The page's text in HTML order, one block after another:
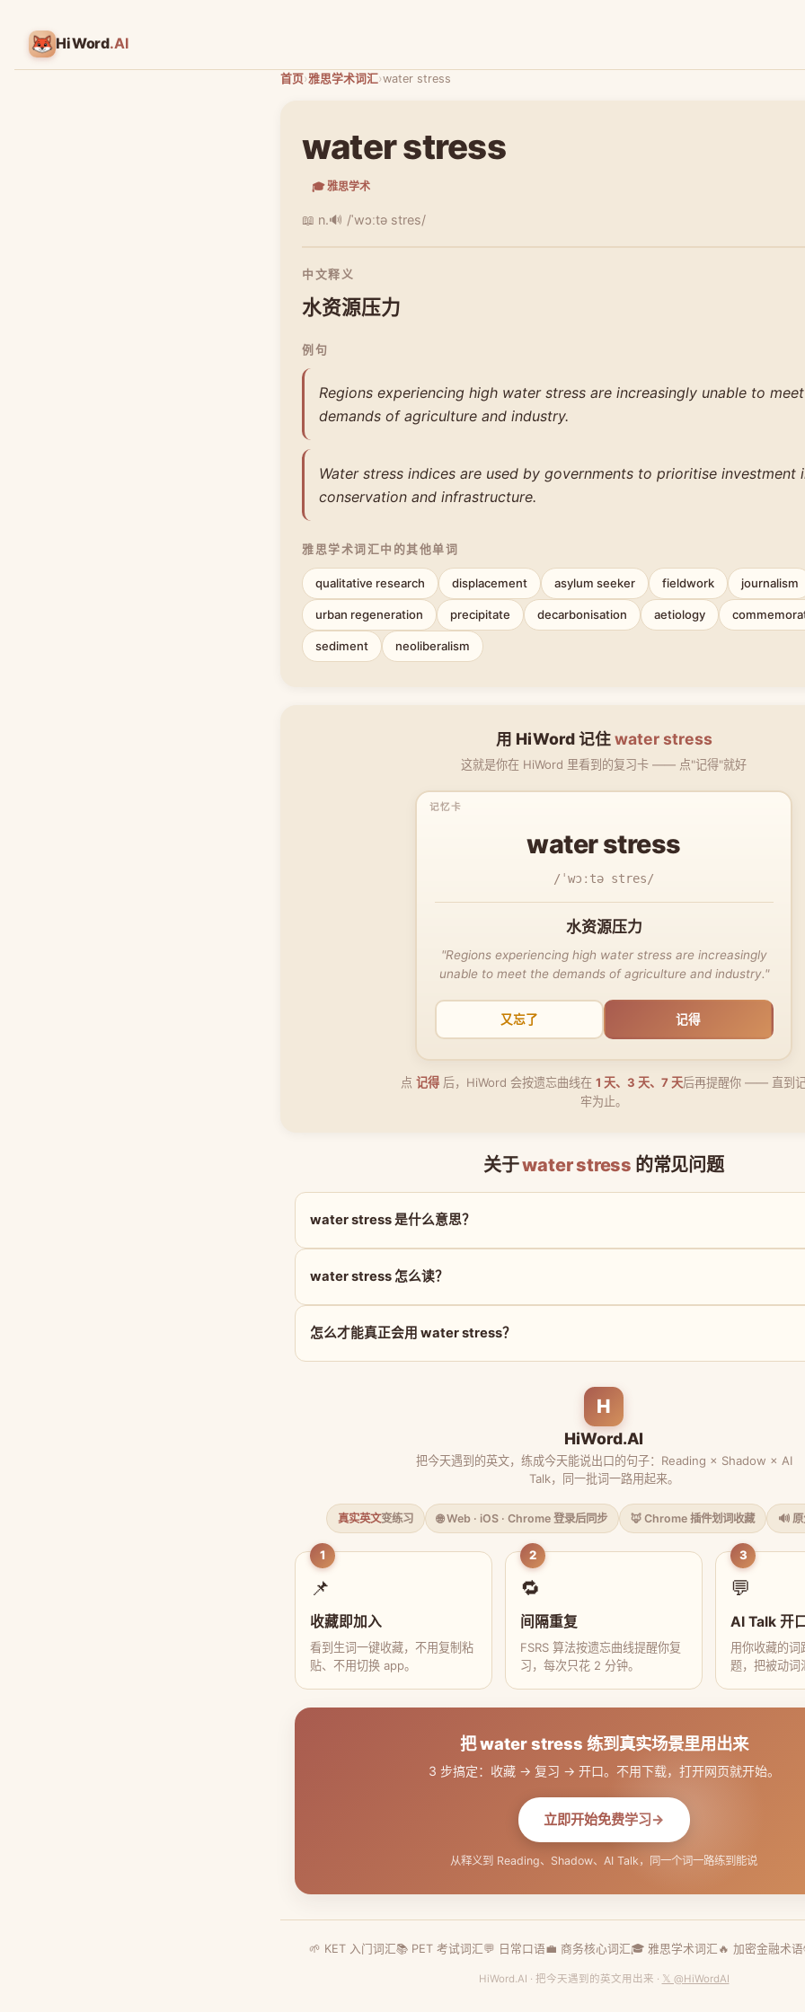
HiWord.AI
首页›雅思学术词汇›water stress
water stress
🎓 雅思学术
📖 n.🔊 /ˈwɔːtə stres/
中文释义
水资源压力
例句
Regions experiencing high water stress are increasingly unable to
demands of agriculture and industry.
Water stress indices are used by governments to prioritise investment
conservation and infrastructure.
雅思学术词汇中的其他单词
qualitative research displacement asylum seeker fieldwork journalism
urban regeneration precipitate decarbonisation aetiology
sediment neoliberalism
用 HiWord 记住water stress
这就是你在 HiWord 里看到的复习卡 —— 点"记得"就好
water stress
/ˈwɔːtə stres/
水资源压力
"Regions experiencing high water stress are increasingly
unable to meet the demands of agriculture and industry."
又忘了 记得
点 记得 后，HiWord 会按遗忘曲线在 1 天、3 天、7 天后再提醒你 —— 直到
牢为止。
关于water stress 的常见问题
water stress 是什么意思？
water stress 怎么读？
怎么才能真正会用 water stress？
H
HiWord.AI
把今天遇到的英文，练成今天能说出口的句子：Reading × Shadow × AI
Talk，同一批词一路用起来。
真实英文变练习 🌐 Web · iOS · Chrome 登录后同步 🦊 Chrome 插件划词收藏 🔊
1
📌
收藏即加入
看到生词一键收藏，不用复制粘
贴、不用切换 app。
2
🔁
间隔重复
FSRS 算法按遗忘曲线提醒你复
习，每次只花 2 分钟。
3
💬
AI Talk 开
用你收藏的词
题，把被动词
把 water stress 练到真实场景里用出来
3 步搞定：收藏 → 复习 → 开口。不用下载，打开网页就开始。
立即开始免费学习
从释义到 Reading、Shadow、AI Talk，同一个词一路练到能说
🌱 KET 入门词汇📚 PET 考试词汇💬 日常口语💼 商务核心词汇🎓 雅思学术词汇 🔥 加密金融术语
HiWord.AI · 把今天遇到的英文用出来 · 𝕏 @HiWordAI